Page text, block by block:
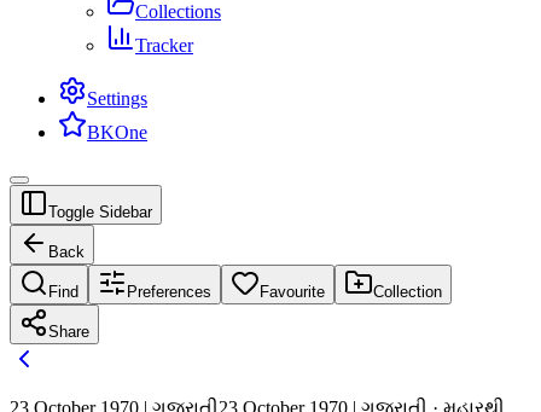
Collections
Tracker
Settings
BKOne
Toggle Sidebar
Back
Find Preferences Favourite Collection
Share
23 October 1970 | ગુજરાતી23 October 1970 | ગુજરાતી · મહારથી